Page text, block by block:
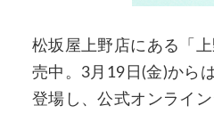
松坂屋上野店にある「
売中。3月19日(金)から
登場し、公式オンライ